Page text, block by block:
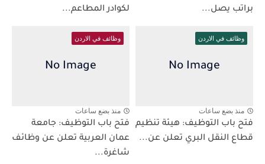
براتب يصل... لكوادر المطاعم...
وظائف في الاردن
منذ بضع ساعات
فتح باب التوظيف: هيئة تنظيم
قطاع النقل البري تعلن عن...
وظائف في الاردن
منذ بضع ساعات
فتح باب التوظيف: جامعة
عمان العربية تعلن عن وظائف
شاغرة...